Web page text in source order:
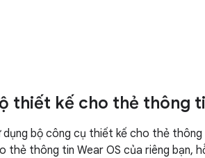
thiết kế cho thẻ thông
dụng bộ công cụ thiết kế cho thẻ
thẻ thông tin Wear OS của riêng bạn,